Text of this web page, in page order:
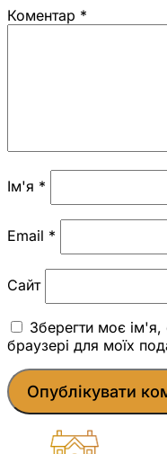
Коментар *
Ім'я *
Email *
Сайт
Зберегти моє
браузері для моїх